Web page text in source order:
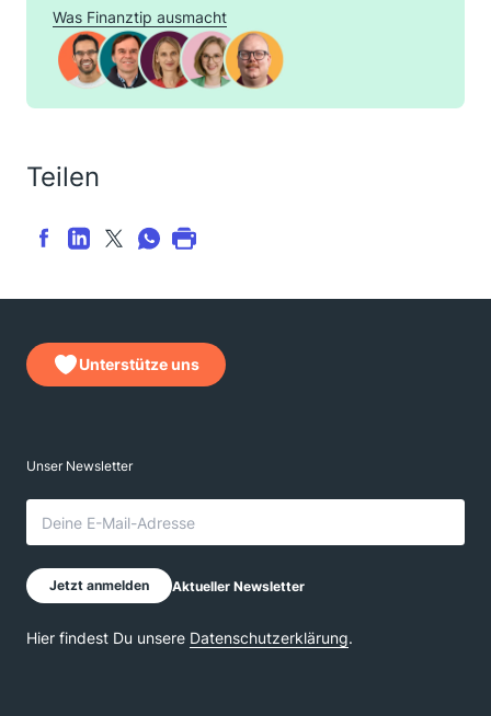
Was Finanztip ausmacht
Teilen
Unterstütze uns